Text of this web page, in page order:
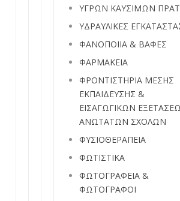
ΥΓΡΩΝ ΚΑΥΣΙΜΩΝ
ΥΔΡΑΥΛΙΚΕΣ
ΦΑΝΟΠΟΙΙΑ & ΒΑΦΕΣ
ΦΑΡΜΑΚΕΙΑ
ΦΡΟΝΤΙΣΤΗΡΙΑ ΜΕΣΗΣ
ΕΚΠΑΙΔΕΥΣΗΣ &
ΕΙΣΑΓΩΓΙΚΩΝ
ΑΝΩΤΑΤΩΝ ΣΧΟΛΩΝ
ΦΥΣΙΟΘΕΡΑΠΕΙΑ
ΦΩΤΙΣΤΙΚΑ
ΦΩΤΟΓΡΑΦΕΙΑ &
ΦΩΤΟΓΡΑΦΟΙ